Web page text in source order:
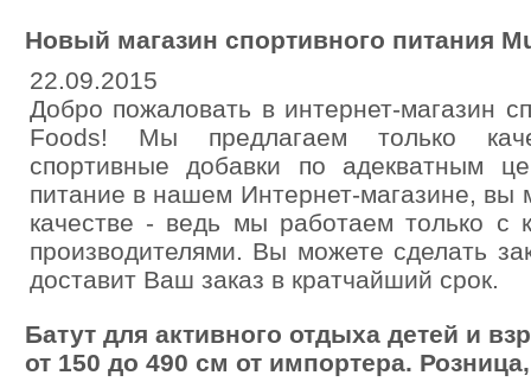
Новый магазин спортивного питания
22.09.2015
Добро пожаловать в интернет-магазин
Foods! Мы предлагаем только
спортивные добавки по адекватным
питание в нашем Интернет-магазине, вы
качестве - ведь мы работаем только с
производителями. Вы можете сделать
доставит Ваш заказ в кратчайший срок.
Батут для активного отдыха детей и
от 150 до 490 см от импортера.